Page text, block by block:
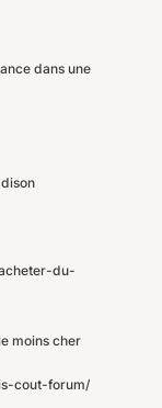
dans une
du-
moins cher
cout-forum/